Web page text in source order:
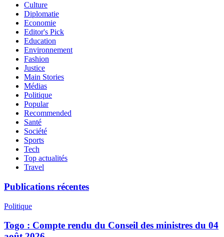
Culture
Diplomatie
Economie
Editor's Pick
Education
Environnement
Fashion
Justice
Main Stories
Médias
Politique
Popular
Recommended
Santé
Société
Sports
Tech
Top actualités
Travel
Publications récentes
Politique
Togo : Compte rendu du Conseil des ministres du 04